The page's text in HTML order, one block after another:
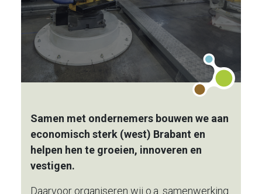
Samen met ondernemers bouwen we aan
economisch sterk (west) Brabant en
helpen hen te groeien, innoveren en
vestigen.
Daarvoor organiseren wij o.a. samenwerking